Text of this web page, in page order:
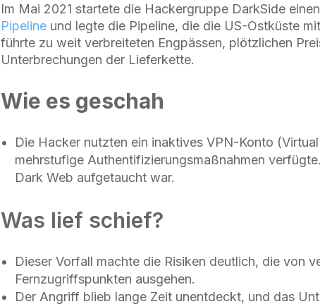
Im Mai 2021 startete die Hackergruppe DarkSide einen
Pipeline und legte die Pipeline, die die US-Ostküste
führte zu weit verbreiteten Engpässen, plötzlichen
Unterbrechungen der Lieferkette.
Wie es geschah
Die Hacker nutzten ein inaktives VPN-Konto
mehrstufige Authentifizierungsmaßnahmen
Dark Web aufgetaucht war.
Was lief schief?
Dieser Vorfall machte die Risiken deutlich, die von
Fernzugriffspunkten ausgehen.
Der Angriff blieb lange Zeit unentdeckt, und das